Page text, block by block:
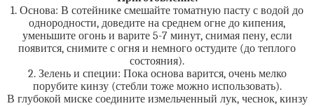
1. Основа: В сотейнике смешайте томатную пасту с водой до
однородности, доведите на среднем огне до кипения,
уменьшите огонь и варите 5-7 минут, снимая пену, если
появится, снимите с огня и немного остудите (до теплого
состояния).
2. Зелень и специи: Пока основа варится, очень мелко
порубите кинзу (стебли тоже можно использовать).
В глубокой миске соедините измельченный лук, чеснок, кинзу